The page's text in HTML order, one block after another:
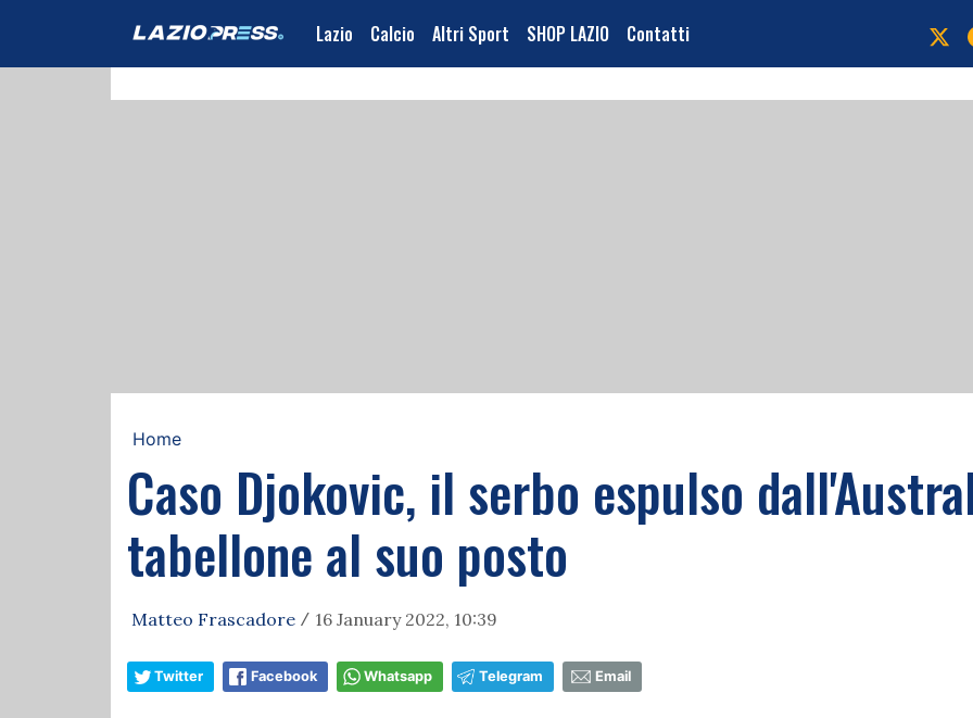
Lazio Calcio Altri Sport SHOP LAZIO Contatti
Home
Caso Djokovic, il serbo espulso
tabellone al suo posto
Matteo Frascadore / 16 January 2022, 10:39
Twitter Facebook Whatsapp Telegram Email